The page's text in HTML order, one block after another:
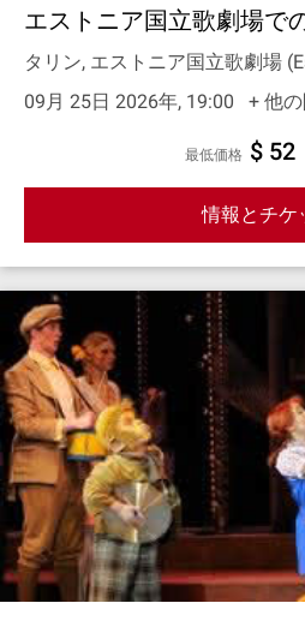
エストニア国立歌劇場で
タリン, エストニア国立歌劇場
09月 25日 2026年, 19:00
+ 他
最低価格 $ 52
情報とチケ